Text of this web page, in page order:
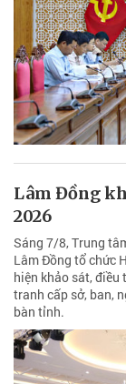
Lâm Đồng
2026
Sáng 7/8, Trung
Lâm Đồng tổ chức
hiện khảo sát, điều
tranh cấp sở, ban,
bàn tỉnh.